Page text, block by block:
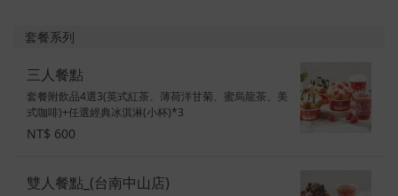
套餐系列
三人餐點
套餐附飲品4選3(英式紅茶、薄荷洋甘菊、蜜烏龍茶、美
式咖啡)+任選經典冰淇淋(小杯)*3
NT$ 600
雙人餐點_(台南中山店)